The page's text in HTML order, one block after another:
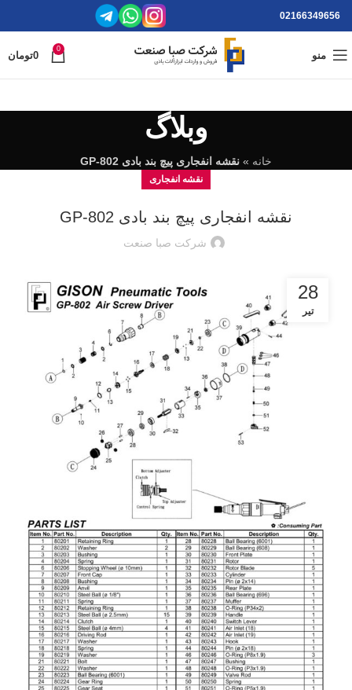
02166349656
منو
0
0تومان
وبلاگ
خانه » نقشه انفجاری پیچ بند بادی GP-802
نقشه انفجاری
نقشه انفجاری پیچ بند بادی GP-802
شرکت صبا صنعت
28
تیر